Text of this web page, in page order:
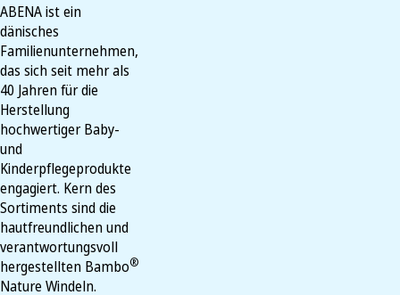
ABENA ist ein
dänisches
Familienunternehmen,
das sich seit mehr als
40 Jahren für die
Herstellung
hochwertiger Baby-
und
Kinderpflegeprodukte
engagiert. Kern des
Sortiments sind die
hautfreundlichen und
verantwortungsvoll
hergestellten Bambo®
Nature Windeln.